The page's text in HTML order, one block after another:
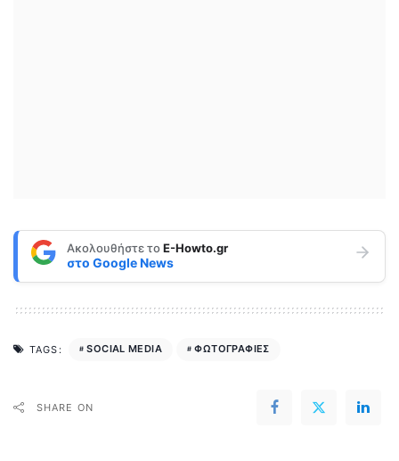
Ακολουθήστε τοE-Howto.gr
στο Google News
TAGS: SOCIAL MEDIA ΦΩΤΟΓΡΑΦΙΕΣ
SHARE ON